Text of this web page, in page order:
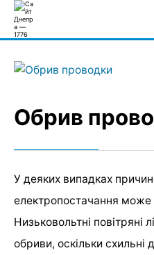
Skip
to
Обрив
У деяких випадках
електропостачання може
Низьковольтні повітряні
обриви, оскільки схильні